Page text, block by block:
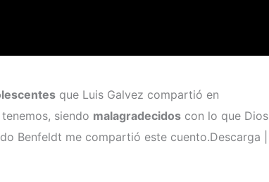
que Luis Galvez compartió en
siendo malagradecidos con lo que Dios
Benfeldt me compartió este cuento.Descarga |